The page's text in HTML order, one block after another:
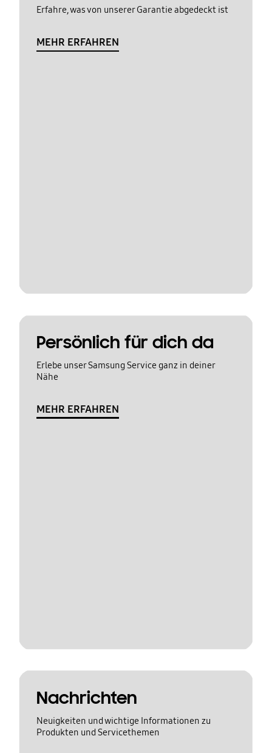
Erfahre, was von unserer Garantie abgedeckt ist
MEHR ERFAHREN
Persönlich für dich da
Erlebe unser Samsung Service ganz in deiner
Nähe
MEHR ERFAHREN
Nachrichten
Neuigkeiten und wichtige Informationen zu
Produkten und Servicethemen